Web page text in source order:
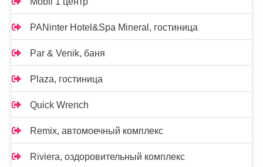
PANinter Hotel&Spa Mineral, гостиница
Par & Venik, баня
Plaza, гостиница
Quick Wrench
Remix, автомоечный комплекс
Riviera, оздоровительный комплекс